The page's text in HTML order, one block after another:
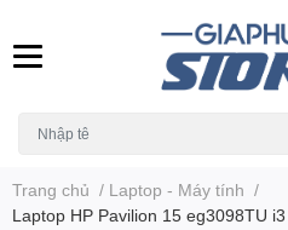
Trang chủ / Laptop - Máy tính /
Laptop HP Pavilion 15 eg3098TU